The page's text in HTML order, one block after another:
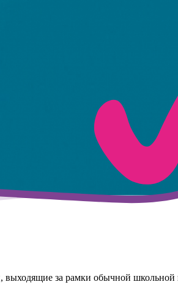
выходящие за рамки обычной